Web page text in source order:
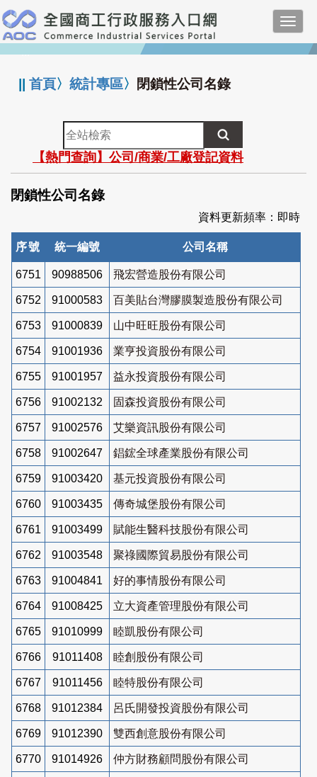
跳
到
主
要
:::
||首頁〉統計專區〉 閉鎖性公司名錄
全
站
檢
索
【熱門查詢】公司/商業/工廠登記資料
閉鎖性公司名錄
資料更新頻率：即時
序號 統一編號 公司名稱
6751 90988506 飛宏營造股份有限公司
6752 91000583 百美貼台灣膠膜製造股份有限公司
6753 91000839 山中旺旺股份有限公司
6754 91001936 業亨投資股份有限公司
6755 91001957 益永投資股份有限公司
6756 91002132 固森投資股份有限公司
6757 91002576 艾樂資訊股份有限公司
6758 91002647 錩鋐全球產業股份有限公司
6759 91003420 基元投資股份有限公司
6760 91003435 傳奇城堡股份有限公司
6761 91003499 賦能生醫科技股份有限公司
6762 91003548 聚祿國際貿易股份有限公司
6763 91004841 好的事情股份有限公司
6764 91008425 立大資產管理股份有限公司
6765 91010999 睦凱股份有限公司
6766 91011408 睦創股份有限公司
6767 91011456 睦特股份有限公司
6768 91012384 呂氏開發投資股份有限公司
6769 91012390 雙西創意股份有限公司
6770 91014926 仲方財務顧問股份有限公司